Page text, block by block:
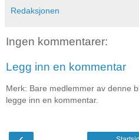
Redaksjonen
Ingen kommentarer:
Legg inn en kommentar
Merk: Bare medlemmer av denne
legge inn en kommentar.